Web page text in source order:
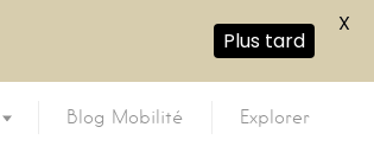
Blog Mobilité Explorer
Plus tard
X